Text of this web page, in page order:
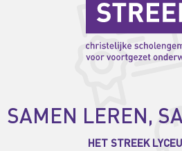
SAMEN LEREN,
HET STREEK